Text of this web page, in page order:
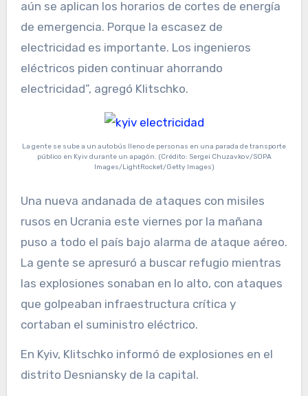
aún se aplican los horarios de cortes de energía
de emergencia. Porque la escasez de
electricidad es importante. Los ingenieros
eléctricos piden continuar ahorrando
electricidad”, agregó Klitschko.
La gente se sube a un autobús lleno de personas en una parada de transporte
público en Kyiv durante un apagón. (Crédito: Sergei Chuzavkov/SOPA
Images/LightRocket/Getty Images)
Una nueva andanada de ataques con misiles
rusos en Ucrania este viernes por la mañana
puso a todo el país bajo alarma de ataque aéreo.
La gente se apresuró a buscar refugio mientras
las explosiones sonaban en lo alto, con ataques
que golpeaban infraestructura crítica y
cortaban el suministro eléctrico.
En Kyiv, Klitschko informó de explosiones en el
distrito Desniansky de la capital.